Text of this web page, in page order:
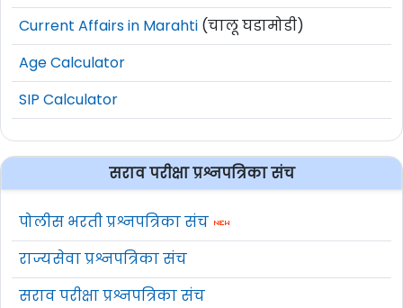
Current Affairs in Marahti (चालू घडामोडी)
Age Calculator
SIP Calculator
सराव परीक्षा प्रश्नपत्रिका संच
पोलीस भरती प्रश्नपत्रिका संच
राज्यसेवा प्रश्नपत्रिका संच
सराव परीक्षा प्रश्नपत्रिका संच